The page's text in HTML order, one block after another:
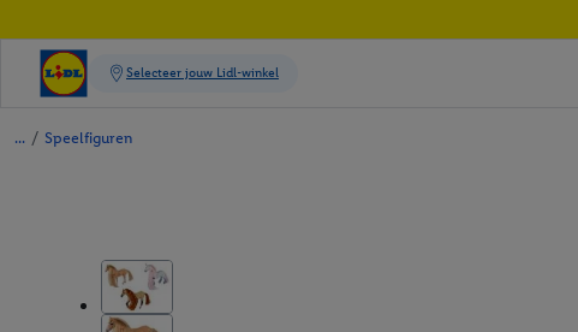
/ Speelfiguren